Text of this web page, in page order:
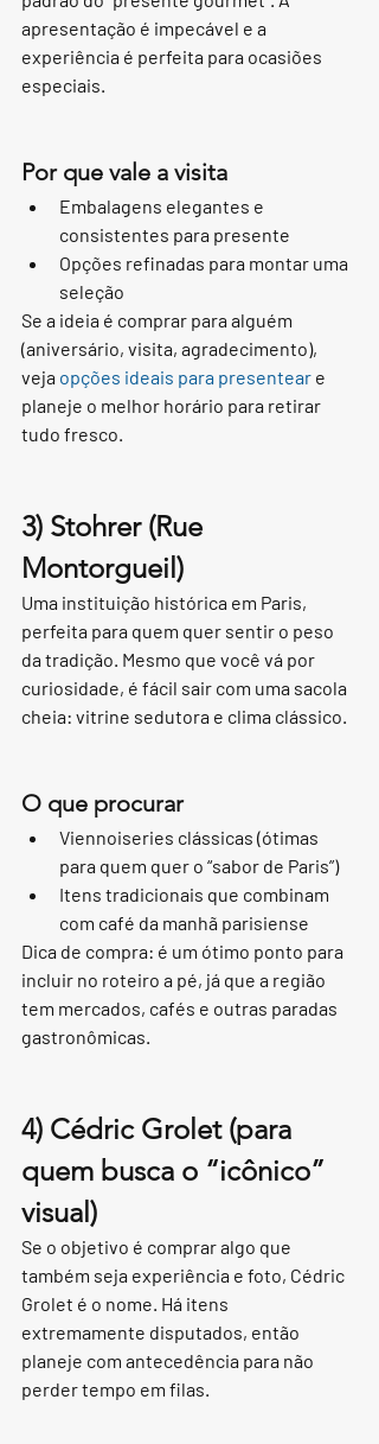
apresentação é impecável e a
experiência é perfeita para ocasiões
especiais.
Por que vale a visita
Embalagens elegantes e
consistentes para presente
Opções refinadas para montar uma
seleção
Se a ideia é comprar para alguém
(aniversário, visita, agradecimento),
veja opções ideais para presentear e
planeje o melhor horário para retirar
tudo fresco.
3) Stohrer (Rue
Montorgueil)
Uma instituição histórica em Paris,
perfeita para quem quer sentir o peso
da tradição. Mesmo que você vá por
curiosidade, é fácil sair com uma sacola
cheia: vitrine sedutora e clima clássico.
O que procurar
Viennoiseries clássicas (ótimas
para quem quer o “sabor de Paris”)
Itens tradicionais que combinam
com café da manhã parisiense
Dica de compra: é um ótimo ponto para
incluir no roteiro a pé, já que a região
tem mercados, cafés e outras paradas
gastronômicas.
4) Cédric Grolet (para
quem busca o “icônico”
visual)
Se o objetivo é comprar algo que
também seja experiência e foto, Cédric
Grolet é o nome. Há itens
extremamente disputados, então
planeje com antecedência para não
perder tempo em filas.